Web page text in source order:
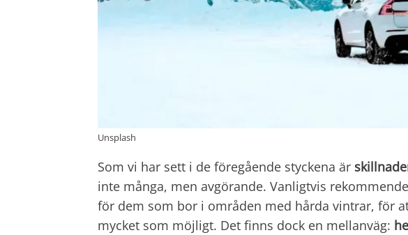
Unsplash
Som vi har sett i de föregående styckena är
inte många, men avgörande. Vanligtvis
för dem som bor i områden med hårda vintrar, för
mycket som möjligt. Det finns dock en mellanväg: